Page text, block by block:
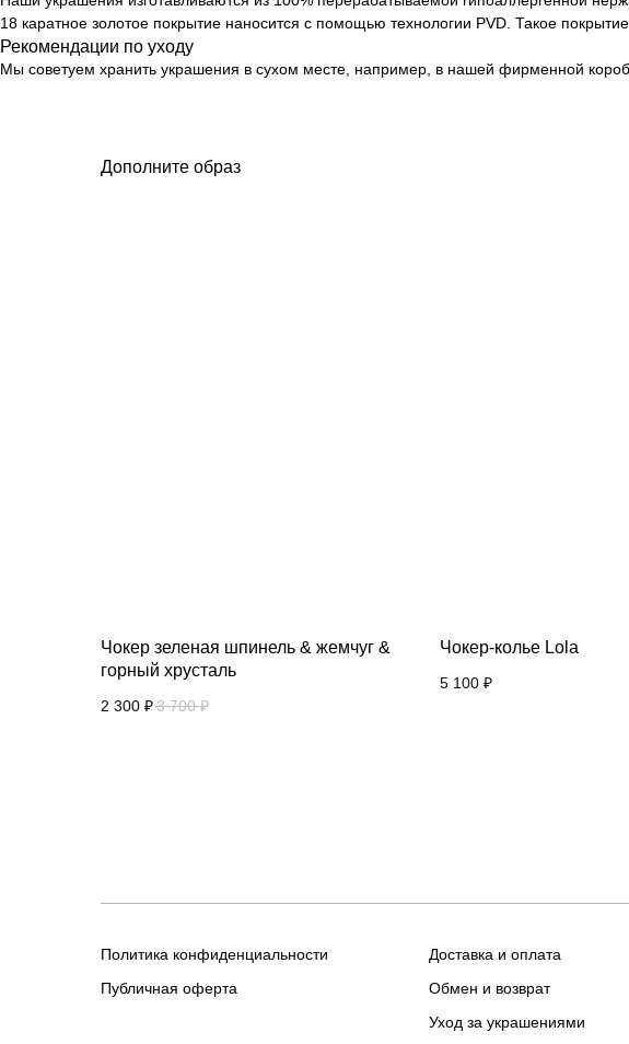
18 каратное золотое покрытие наносится с помощью технологии PVD. Такое
Рекомендации по уходу
Мы советуем хранить украшения в сухом месте, например, в нашей фирменной
Дополните образ
Чокер зеленая шпинель & жемчуг &
горный хрусталь
2 300 ₽3 700 ₽
Чокер-колье Lola
5 100 ₽
Политика конфиденциальности
Публичная оферта
Доставка и оплата
Обмен и возврат
Уход за украшениями